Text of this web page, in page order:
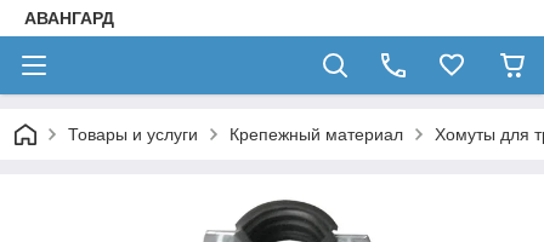
АВАНГАРД
Товары и услуги Крепежный материал Хомуты для